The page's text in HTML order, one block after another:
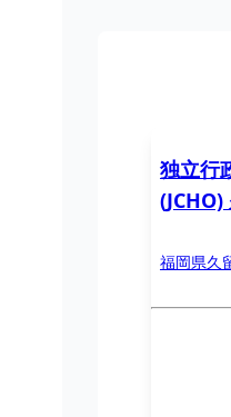
独立行
福岡県久